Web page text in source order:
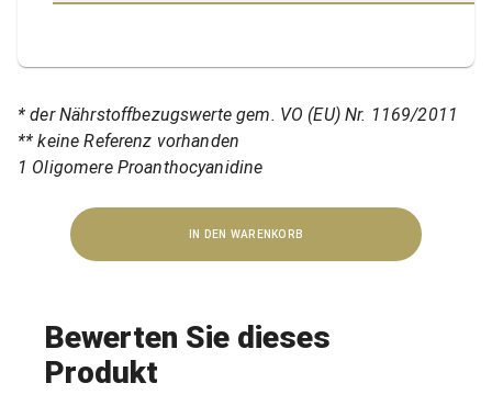
* der Nährstoffbezugswerte gem. VO (EU) Nr. 1169/2011
** keine Referenz vorhanden
1 Oligomere Proanthocyanidine
IN DEN WARENKORB
Bewerten Sie dieses
Produkt